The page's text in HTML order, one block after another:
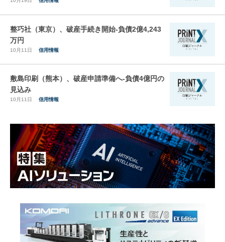
整巧社（東京）、破産手続き開始-負債2億4,243
万円
10月11日 信用情報
敷島印刷（熊本）、破産申請準備へ-負債4億円の
見込み
10月11日 信用情報